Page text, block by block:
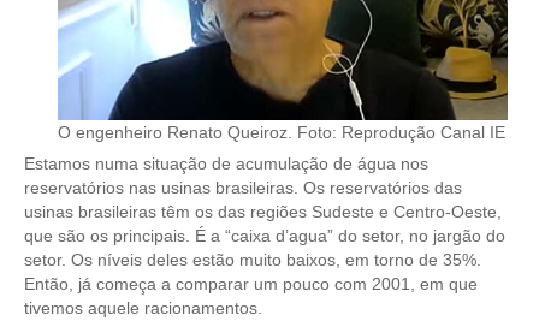
PLATAFORMAS GRATUITAS
APOSENTADORIA
CONVÊNIOS
PLANO DE SAÚDE
SEESPPREV
O engenheiro Renato Queiroz. Foto: Reprodução Canal IE
Estamos numa situação de acumulação de água nos
reservatórios nas usinas brasileiras. Os reservatórios das
usinas brasileiras têm os das regiões Sudeste e Centro-Oeste,
que são os principais. É a “caixa d’agua” do setor, no jargão do
setor. Os níveis deles estão muito baixos, em torno de 35%.
Então, já começa a comparar um pouco com 2001, em que
tivemos aquele racionamentos.